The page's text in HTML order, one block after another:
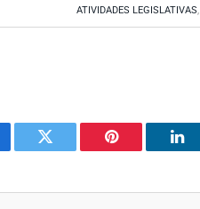
ATIVIDADES LEGISLATIVAS,
Twitter Pinterest
O